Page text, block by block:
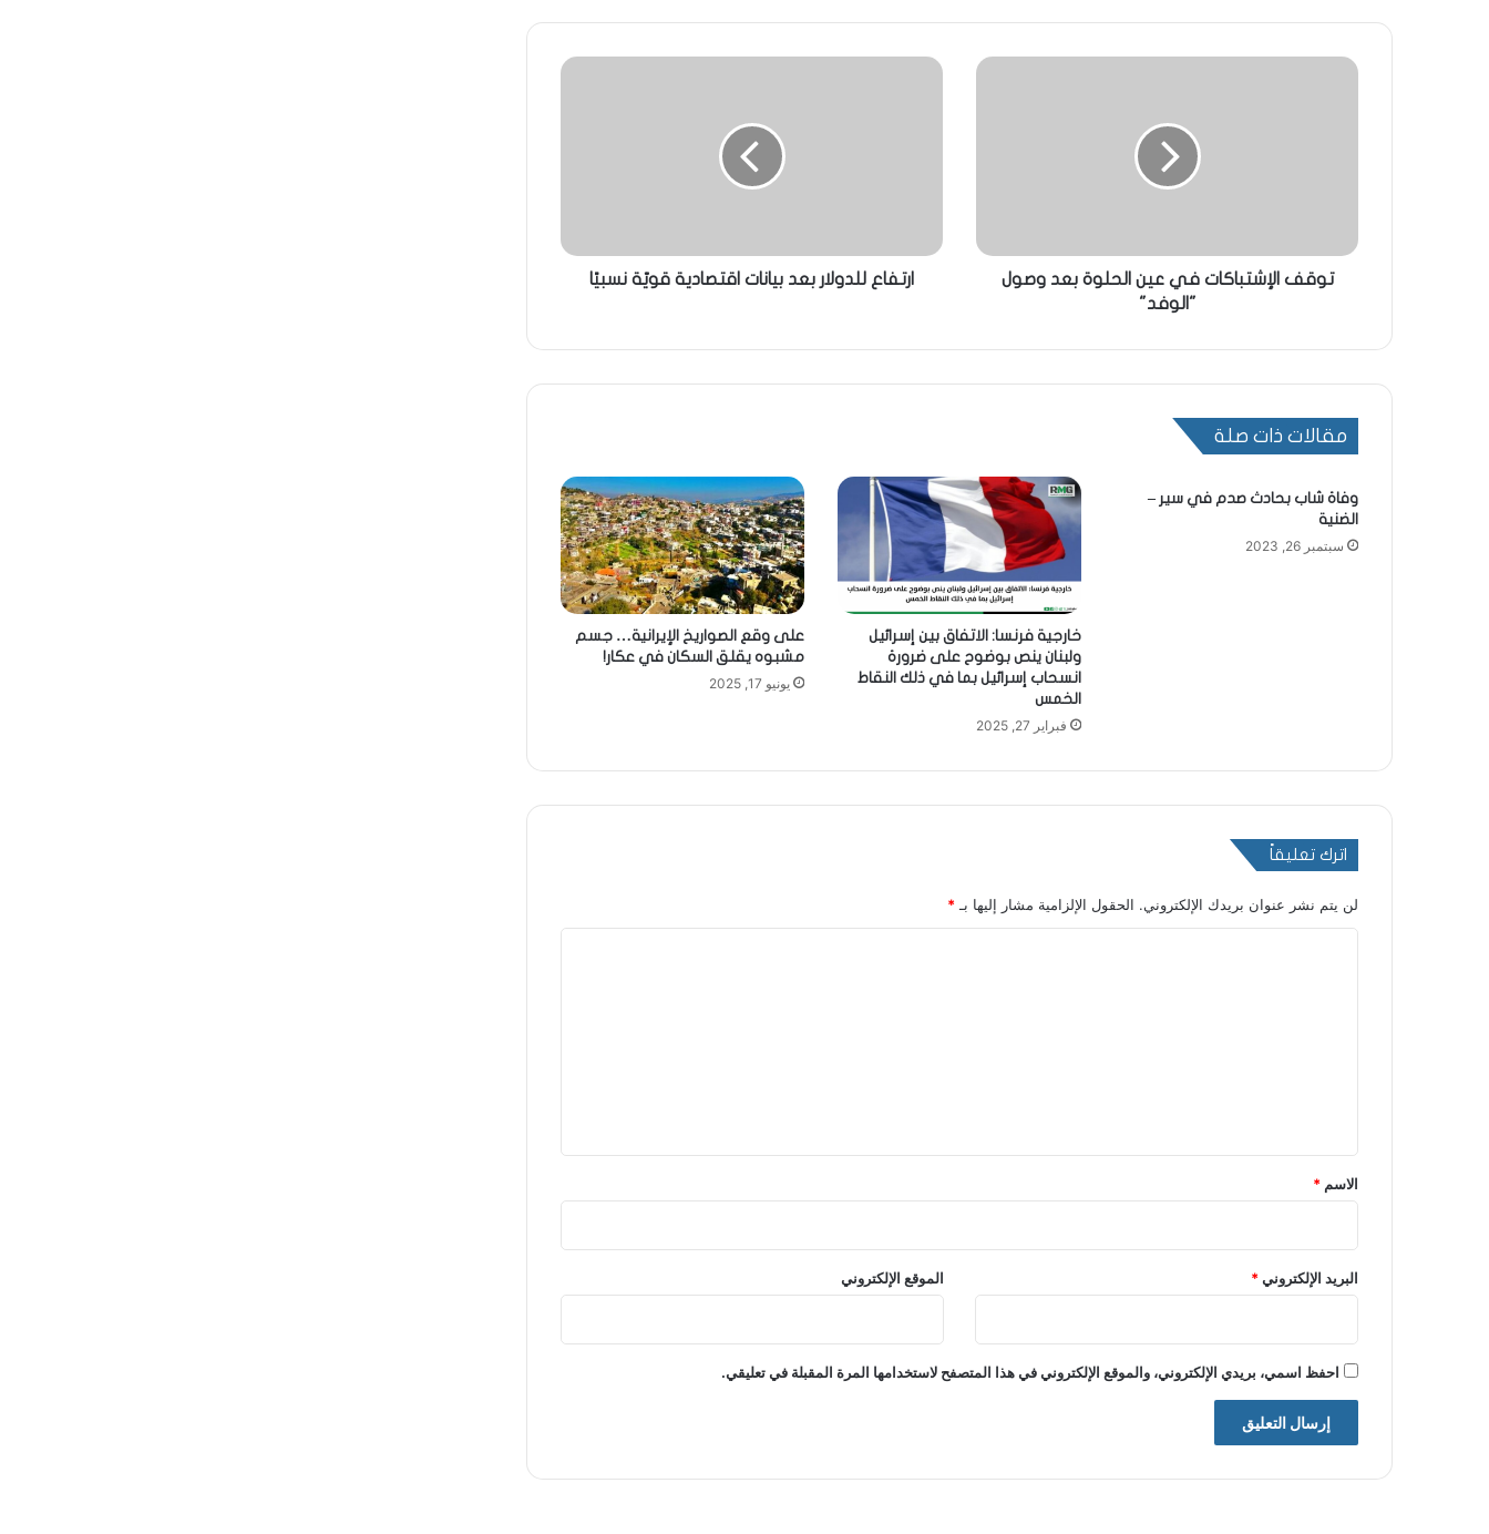
توقف الإشتباكات في عين الحلوة بعد وصول
"الوفد"
ارتفاع للدولار بعد بيانات اقتصادية قويّة نسبيًا
مقالات ذات صلة
وفاة شاب بحادث صدم في سير –
الضنية
سبتمبر 26, 2023
خارجية فرنسا: الاتفاق بين إسرائيل
ولبنان ينص بوضوح على ضرورة
انسحاب إسرائيل بما في ذلك النقاط
الخمس
فبراير 27, 2025
على وقع الصواريخ الإيرانية… جسم
مشبوه يقلق السكان في عكار!
يونيو 17, 2025
اترك تعليقاً
لن يتم نشر عنوان بريدك الإلكتروني. الحقول الإلزامية مشار إليها بـ *
*
الاسم *
البريد الإلكتروني* الموقع الإلكتروني
احفظ اسمي، بريدي الإلكتروني، والموقع الإلكتروني في هذا المتصفح لاستخدامها المرة المقبلة في تعليقي.